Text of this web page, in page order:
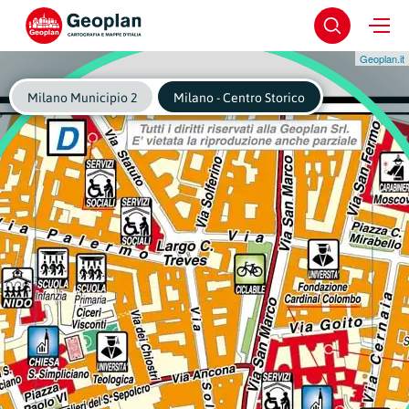
Geoplan.it
Milano Municipio 2 Milano - Centro Storico